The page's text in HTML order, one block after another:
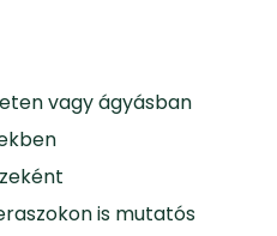
vagy ágyásban
is mutatós